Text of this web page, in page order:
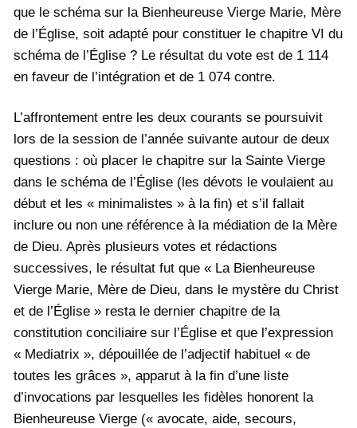
que le schéma sur la Bienheureuse Vierge Marie, Mère
de l’Église, soit adapté pour constituer le chapitre VI du
schéma de l’Église ? Le résultat du vote est de 1 114
en faveur de l’intégration et de 1 074 contre.
L’affrontement entre les deux courants se poursuivit
lors de la session de l’année suivante autour de deux
questions : où placer le chapitre sur la Sainte Vierge
dans le schéma de l’Église (les dévots le voulaient au
début et les « minimalistes » à la fin) et s’il fallait
inclure ou non une référence à la médiation de la Mère
de Dieu. Après plusieurs votes et rédactions
successives, le résultat fut que « La Bienheureuse
Vierge Marie, Mère de Dieu, dans le mystère du Christ
et de l’Église » resta le dernier chapitre de la
constitution conciliaire sur l’Église et que l’expression
« Mediatrix », dépouillée de l’adjectif habituel « de
toutes les grâces », apparut à la fin d’une liste
d’invocations par lesquelles les fidèles honorent la
Bienheureuse Vierge (« avocate, aide, secours,